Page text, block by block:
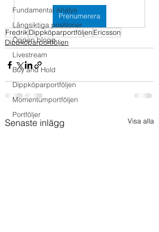
Fundamental Analys
Långsiktiga positioner
Öppen blogg
Livestream
Buy and Hold
Dippköparportföljen
Momentumportföljen
Portföljer
Prenumerera
FredrikDippköparportföljen Ericsson
Dippköparportföljen
Senaste inlägg Visa alla